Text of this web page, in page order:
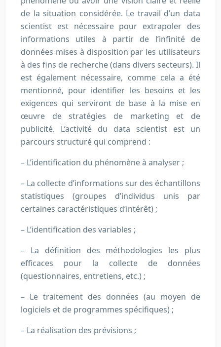
de la situation considérée. Le travail d’un data
scientist est nécessaire pour extrapoler des
informations utiles à partir de l’infinité de
données mises à disposition par les utilisateurs
à des fins de recherche (dans divers secteurs). Il
est également nécessaire, comme cela a été
mentionné, pour identifier les besoins et les
exigences qui serviront de base à la mise en
œuvre de stratégies de marketing et de
publicité. L’activité du data scientist est un
parcours structuré qui comprend :
– L’identification du phénomène à analyser ;
– La collecte d’informations sur des échantillons
statistiques (groupes d’individus unis par
certaines caractéristiques d’intérêt) ;
– L’identification des variables ;
– La définition des méthodologies les plus
efficaces pour la collecte de données
(questionnaires, entretiens, etc.) ;
– Le traitement des données (au moyen de
logiciels et de programmes spécifiques) ;
– La réalisation des prévisions ;